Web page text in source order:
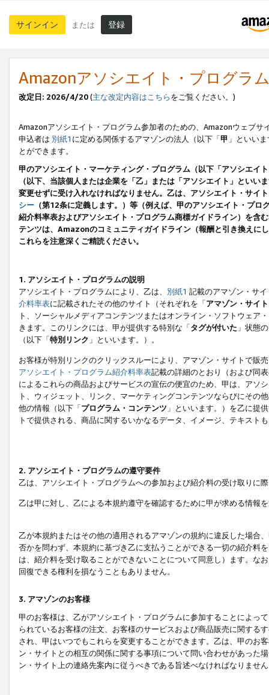
サインイン または 登録
Amazonアソシエイト・プログラ
改定日: 2026/4/20(主な改定内容はこちらをご覧ください。)
Amazonアソシエイト・プログラム参加者のための、Amazonウェブサ
申込者は 別紙1 に定める関係するアマゾンの法人（以下「甲 」といい
とができます。
甲のアソシエイト・マーケティング・プログラム（以下「アソシエイ
（以下、当該個人または企業を「乙」または「アソシエイト」とい
変更せずに受け入れなければなりません。乙は、アソシエイト・サイ
シー （第12条に定義します。）等（例えば、甲のアソシエイト・プ
紹介料率表およびアソシエイト・プログラム商標ガイドライン）を
テンツは、Amazonのコミュニティガイドライン（報酬と引き換えに
これらを注意深くご精読ください。
1. アソシエイト・プログラムの説明
アソシエイト・プログラムにより、乙は、 別紙1 記載のアマゾン・サ
介料率表に記載されたその他のサイト（それぞれを「アマゾン・サイト
ト、ソーシャルメディアコンテンツまたはオンライン・ソフトウェア
きます。このリンクには、甲が提供する特別な「タグが付いた 」状態
（以下「特別リンク 」といいます。）。
お客様が特別リンクのクリックスルーにより、アマゾン・サイトで販
アソシエイト・プログラム紹介料率表記載の詳細のとおり（および同
によるこれらの商品およびサービスの宣伝の便宜のため、甲は、アソ
ト、ウィジェット、リンク、マーケティングコンテンツならびにその
他の情報（以下「プログラム・コンテンツ 」といいます。）を乙に提
トで提供される、商品に関するいかなるデータ、イメージ、テキス
2. アソシエイト・プログラムの遵守要件
乙は、アソシエイト・プログラムへの参加および紹介料の受け取りに
乙は甲に対し、乙による本規約遵守を確認するために甲が求める情報
乙が本規約またはその他の適用されるアマゾンの規約に違反した場合
否かを問わず、本規約に基づき乙に支払うことができる一切の紹介料
は、紹介料を受け取ることができないことについて同意し）ます。な
回復できる権利を損なうこともありません。
3. アマゾンのお客様
甲のお客様は、乙がアソシエイト・プログラムに参加することによっ
られているお客様の注文、お客様のサービスおよび商品販売に関する
され、甲はいつでもこれらを変更することができます。乙は、甲のお
ン・サイトとの相互の関係に関する事項について問い合わせがあった
ン・サイト上の連絡先案内に従うべきである旨述べなければなりませ